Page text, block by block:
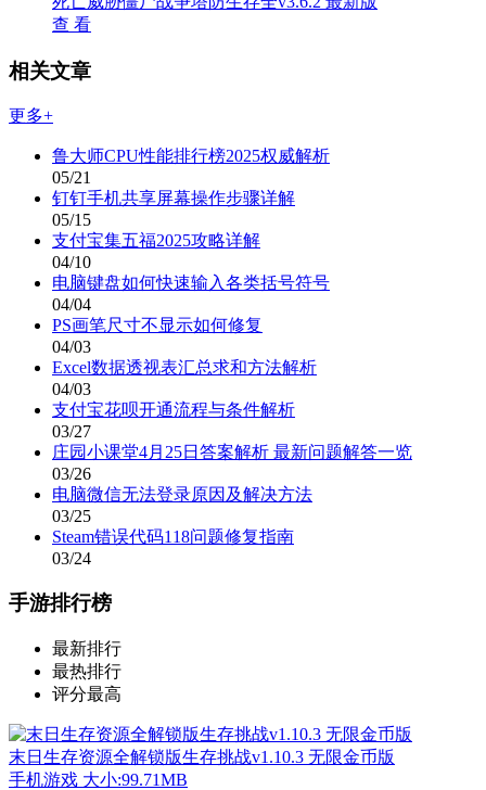
查 看
相关文章
更多+
鲁大师CPU性能排行榜2025权威解析
05/21
钉钉手机共享屏幕操作步骤详解
05/15
支付宝集五福2025攻略详解
04/10
电脑键盘如何快速输入各类括号符号
04/04
PS画笔尺寸不显示如何修复
04/03
Excel数据透视表汇总求和方法解析
04/03
支付宝花呗开通流程与条件解析
03/27
庄园小课堂4月25日答案解析 最新问题解答一览
03/26
电脑微信无法登录原因及解决方法
03/25
Steam错误代码118问题修复指南
03/24
手游排行榜
最新排行
最热排行
评分最高
末日生存资源全解锁版生存挑战v1.10.3 无限金币版
手机游戏 大小:99.71MB